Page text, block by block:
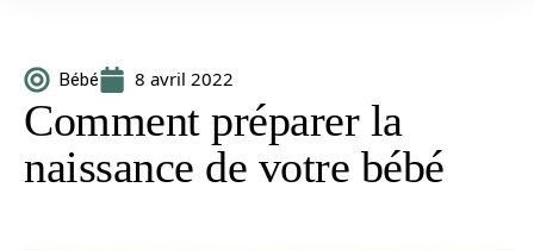
Bébé 8 avril 2022
Comment préparer la
naissance de votre bébé